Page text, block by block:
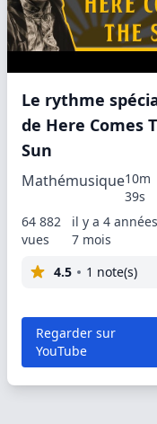
Le rythme
de Here Comes
Sun
Mathémusique10m
39s
64 882
vues
il y a 4
7 mois
4.5
1 note(s)
Regarder sur
YouTube